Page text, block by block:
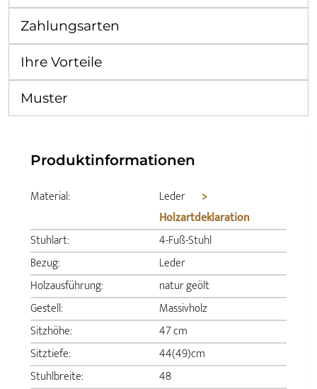
Zahlungsarten
Ihre Vorteile
Muster
Produktinformationen
Material: Leder
>
Holzartdeklaration
Stuhlart:
4-Fuß-Stuhl
Bezug:
Leder
Holzausführung:
natur geölt
Gestell:
Massivholz
Sitzhöhe:
47 cm
Sitztiefe:
44(49)cm
Stuhlbreite:
48